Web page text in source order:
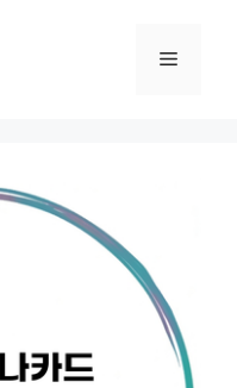
메